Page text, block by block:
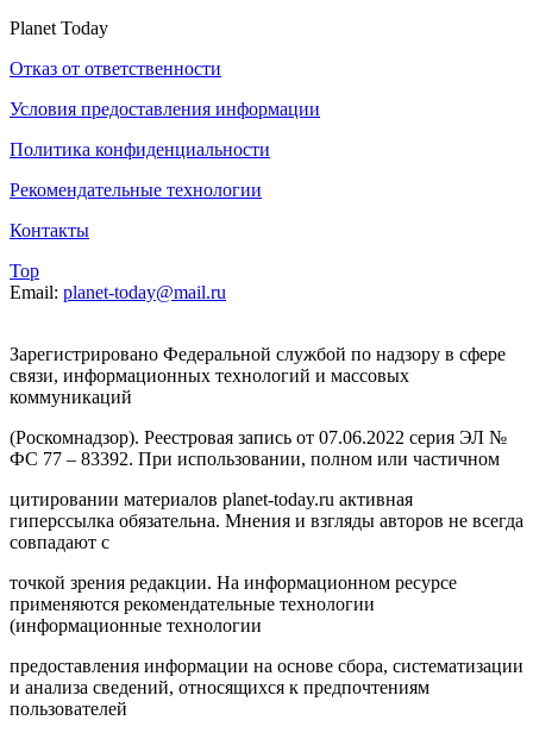
Planet Today
Отказ от ответственности
Условия предоставления информации
Политика конфиденциальности
Рекомендательные технологии
Контакты
Top
Email: planet-today@mail.ru
Зарегистрировано Федеральной службой по надзору в сфере
связи, информационных технологий и массовых
коммуникаций
(Роскомнадзор). Реестровая запись от 07.06.2022 серия ЭЛ №
ФС 77 – 83392. При использовании, полном или частичном
цитировании материалов planet-today.ru активная
гиперссылка обязательна. Мнения и взгляды авторов не всегда
совпадают с
точкой зрения редакции. На информационном ресурсе
применяются рекомендательные технологии
(информационные технологии
предоставления информации на основе сбора, систематизации
и анализа сведений, относящихся к предпочтениям
пользователей